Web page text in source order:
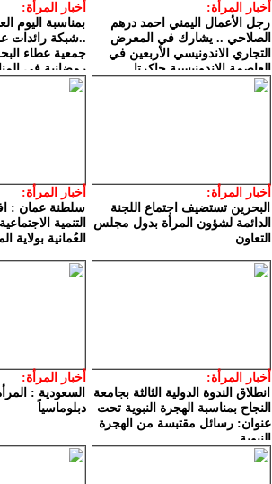
أخبار المرأة:
رجل الأعمال اليمني احمد درهم
الصلاحي .. يشارك في المعرض
التجاري الاندونيسي الأربعين في
العاصمة الإندونيسية جاكرتا
أخبار المرأة:
بمناسبة اليوم
..شبكة رائدات
جمعية عطاء
رمضانية في
أخبار المرأة:
البحرين تستضيف اجتماع اللجنة
الدائمة لشؤون المرأة بدول مجلس
التعاون
أخبار المرأة:
سلطنة عمان :
التنمية
العُمانية بولاية
أخبار المرأة:
انطلاق الندوة الدولية الثالثة بجامعة
النجاح بمناسبة الهجرة النبوية تحت
عنوان: رسائل مقتبسة من الهجرة
النبوية
أخبار المرأة:
السعودية :
دبلوماسياً